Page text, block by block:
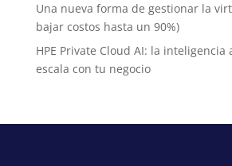
Una nueva forma de gestionar la
bajar costos hasta un 90%)
HPE Private Cloud AI: la
escala con tu negocio